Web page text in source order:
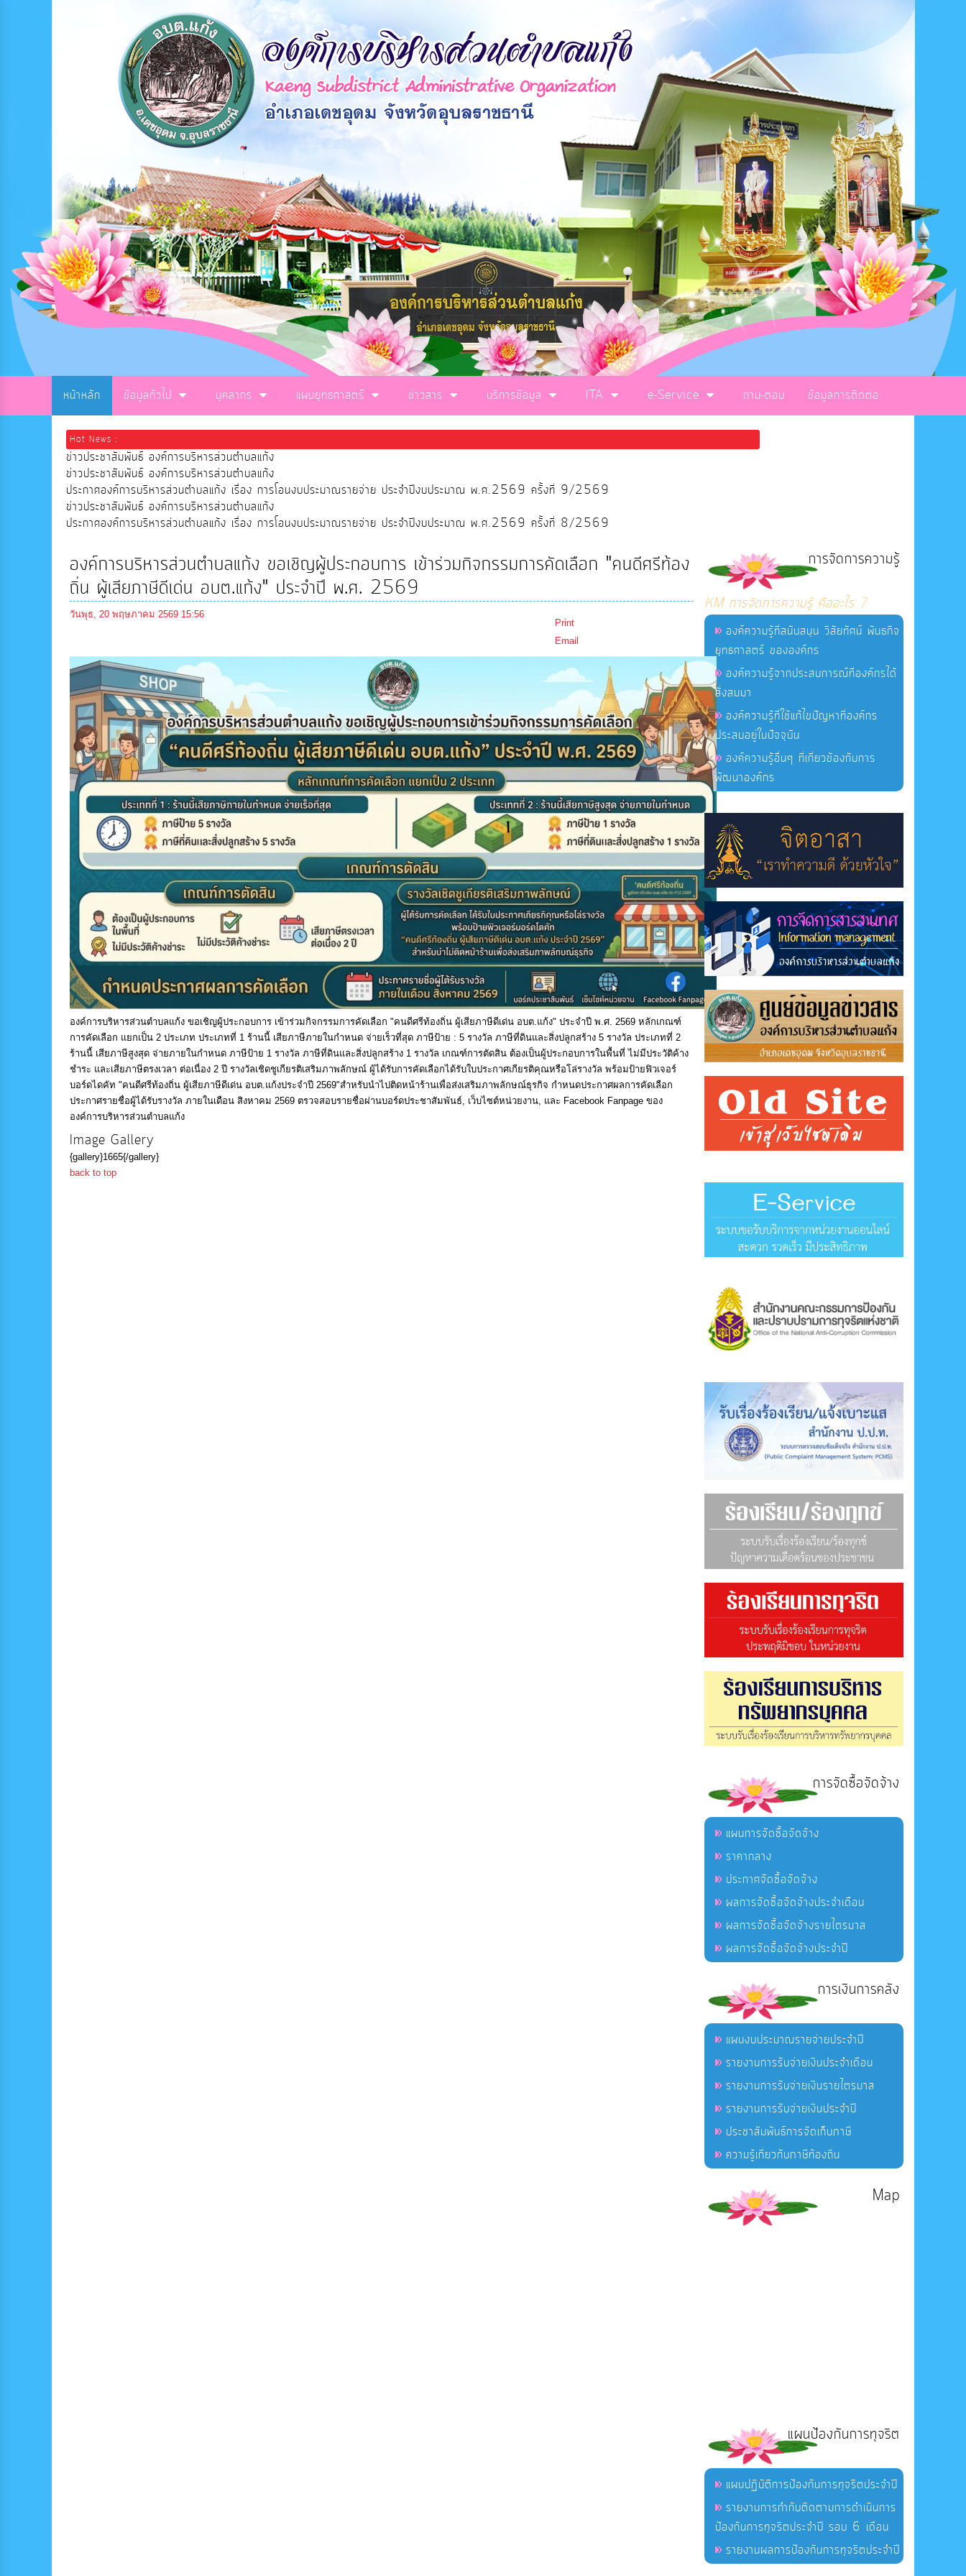
หน้าหลัก ข้อมูลทั่วไป บุคลากร แผนยุทธศาสตร์ ข่าวสาร บริการข้อมูล ITA e-Service ถาม-ตอบ ข้อมูลการติดต่อ
Hot News :
ข่าวประชาสัมพันธ์ องค์การบริหารส่วนตำบลแก้ง
ข่าวประชาสัมพันธ์ องค์การบริหารส่วนตำบลแก้ง
ประกาศองค์การบริหารส่วนตำบลแก้ง เรื่อง การโอนงบประมาณรายจ่าย ประจำปีงบประมาณ พ.ศ.2569 ครั้งที่ 9/2569
ข่าวประชาสัมพันธ์ องค์การบริหารส่วนตำบลแก้ง
ประกาศองค์การบริหารส่วนตำบลแก้ง เรื่อง การโอนงบประมาณรายจ่าย ประจำปีงบประมาณ พ.ศ.2569 ครั้งที่ 8/2569
องค์การบริหารส่วนตำบลแก้ง ขอเชิญผู้ประกอบการ เข้าร่วมกิจกรรมการคัดเลือก "คนดีศรีท้อง
ถิ่น ผู้เสียภาษีดีเด่น อบต.แก้ง" ประจำปี พ.ศ. 2569
วันพุธ, 20 พฤษภาคม 2569 15:56
Print
Email
องค์การบริหารส่วนตำบลแก้ง ขอเชิญผู้ประกอบการ เข้าร่วมกิจกรรมการคัดเลือก "คนดีศรีท้องถิ่น ผู้เสียภาษีดีเด่น อบต.แก้ง" ประจำปี พ.ศ. 2569 หลักเกณฑ์
การคัดเลือก แยกเป็น 2 ประเภท ประเภทที่ 1 ร้านนี้ เสียภาษีภายในกำหนด จ่ายเร็วที่สุด ภาษีป้าย : 5 รางวัล ภาษีที่ดินและสิ่งปลูกสร้าง 5 รางวัล ประเภทที่ 2
ร้านนี้ เสียภาษีสูงสุด จ่ายภายในกำหนด ภาษีป้าย 1 รางวัล ภาษีที่ดินและสิ่งปลูกสร้าง 1 รางวัล เกณฑ์การตัดสิน ต้องเป็นผู้ประกอบการในพื้นที่ ไม่มีประวัติค้าง
ชำระ และเสียภาษีตรงเวลา ต่อเนื่อง 2 ปี รางวัลเชิดชูเกียรติเสริมภาพลักษณ์ ผู้ได้รับการคัดเลือกได้รับใบประกาศเกียรติคุณหรือโล่รางวัล พร้อมป้ายฟิวเจอร์
บอร์ดไดคัท "คนดีศรีท้องถิ่น ผู้เสียภาษีดีเด่น อบต.แก้งประจำปี 2569"สำหรับนำไปติดหน้าร้านเพื่อส่งเสริมภาพลักษณ์ธุรกิจ กำหนดประกาศผลการคัดเลือก
ประกาศรายชื่อผู้ได้รับรางวัล ภายในเดือน สิงหาคม 2569 ตรวจสอบรายชื่อผ่านบอร์ดประชาสัมพันธ์, เว็บไซต์หน่วยงาน, และ Facebook Fanpage ของ
องค์การบริหารส่วนตำบลแก้ง
Image Gallery
{gallery}1665{/gallery}
back to top
การจัดการความรู้
KM การจัดการความรู้ คืออะไร ?
องค์ความรู้ที่สนับสนุน วิสัยทัศน์ พันธกิจ
ยุทธศาสตร์ ขององค์กร
องค์ความรู้จากประสบการณ์ที่องค์กรได้
สั่งสมมา
องค์ความรู้ที่ใช้แก้ไขปัญหาที่องค์กร
ประสบอยู่ในปัจจุบัน
องค์ความรู้อื่นๆ ที่เกี่ยวข้องกับการ
พัฒนาองค์กร
การจัดซื้อจัดจ้าง
แผนการจัดซื้อจัดจ้าง
ราคากลาง
ประกาศจัดซื้อจัดจ้าง
ผลการจัดซื้อจัดจ้างประจำเดือน
ผลการจัดซื้อจัดจ้างรายไตรมาส
ผลการจัดซื้อจัดจ้างประจำปี
การเงินการคลัง
แผนงบประมาณรายจ่ายประจำปี
รายงานการรับจ่ายเงินประจำเดือน
รายงานการรับจ่ายเงินรายไตรมาส
รายงานการรับจ่ายเงินประจำปี
ประชาสัมพันธ์การจัดเก็บภาษี
ความรู้เกี่ยวกับภาษีท้องถิ่น
Map
แผนป้องกันการทุจริต
แผนปฏิบัติการป้องกันการทุจริตประจำปี
รายงานการกำกับติดตามการดำเนินการ
ป้องกันการทุจริตประจำปี รอบ 6 เดือน
รายงานผลการป้องกันการทุจริตประจำปี